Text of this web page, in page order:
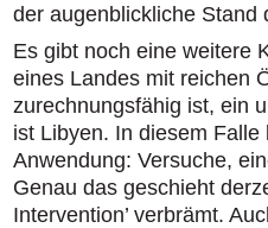
der augenblickliche Stand
Es gibt noch eine weitere
eines Landes mit reichen
zurechnungsfähig ist, ein
ist Libyen. In diesem
Anwendung: Versuche,
Genau das geschieht
Intervention’ verbrämt.